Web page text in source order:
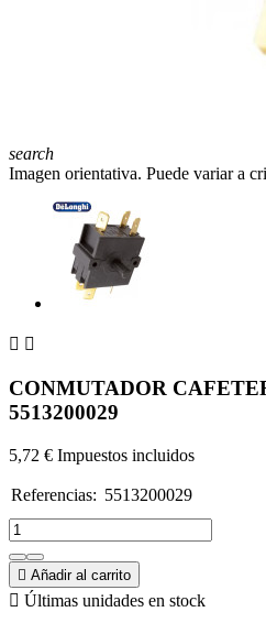
search
Imagen orientativa. Puede variar a
 
CONMUTADOR
5513200029
5,72 € Impuestos incluidos
Referencias: 5513200029
5513200029
 Añadir al carrito
 Últimas unidades en stock